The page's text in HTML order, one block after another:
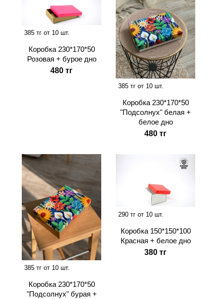
385 тг от 10 шт.
Коробка 230*170*50
Розовая + бурое дно
480 тг
385 тг от 10 шт.
Коробка 230*170*50
"Подсолнух" белая +
белое дно
480 тг
385 тг от 10 шт.
Коробка 230*170*50
"Подсолнух" бурая +
290 тг от 10 шт.
Коробка 150*150*100
Красная + белое дно
380 тг